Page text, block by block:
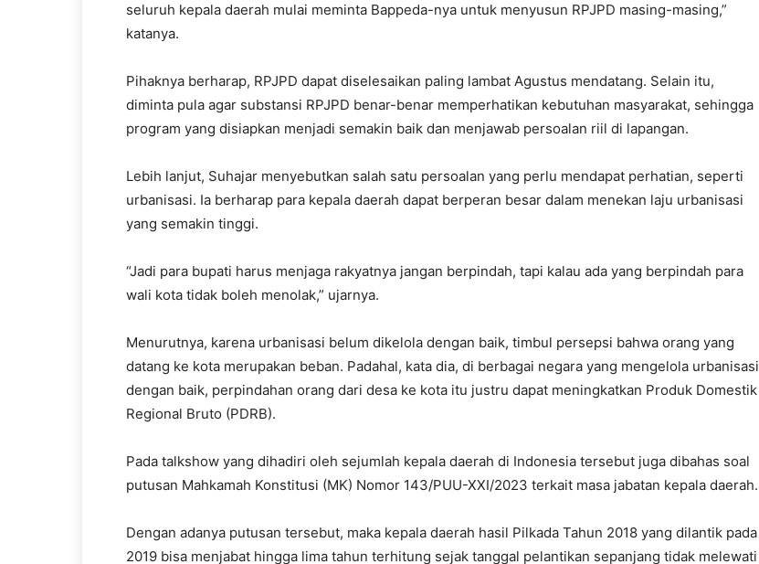
seluruh kepala daerah mulai meminta Bappeda-nya untuk menyusun RPJPD masing-masing,”
katanya.
Pihaknya berharap, RPJPD dapat diselesaikan paling lambat Agustus mendatang. Selain itu,
diminta pula agar substansi RPJPD benar-benar memperhatikan kebutuhan masyarakat, sehingga
program yang disiapkan menjadi semakin baik dan menjawab persoalan riil di lapangan.
Lebih lanjut, Suhajar menyebutkan salah satu persoalan yang perlu mendapat perhatian, seperti
urbanisasi. Ia berharap para kepala daerah dapat berperan besar dalam menekan laju urbanisasi
yang semakin tinggi.
“Jadi para bupati harus menjaga rakyatnya jangan berpindah, tapi kalau ada yang berpindah para
wali kota tidak boleh menolak,” ujarnya.
Menurutnya, karena urbanisasi belum dikelola dengan baik, timbul persepsi bahwa orang yang
datang ke kota merupakan beban. Padahal, kata dia, di berbagai negara yang mengelola urbanisasi
dengan baik, perpindahan orang dari desa ke kota itu justru dapat meningkatkan Produk Domestik
Regional Bruto (PDRB).
Pada talkshow yang dihadiri oleh sejumlah kepala daerah di Indonesia tersebut juga dibahas soal
putusan Mahkamah Konstitusi (MK) Nomor 143/PUU-XXI/2023 terkait masa jabatan kepala daerah.
Dengan adanya putusan tersebut, maka kepala daerah hasil Pilkada Tahun 2018 yang dilantik pada
2019 bisa menjabat hingga lima tahun terhitung sejak tanggal pelantikan sepanjang tidak melewati